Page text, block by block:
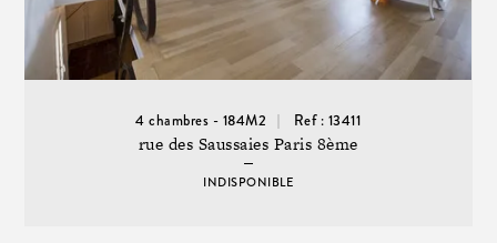
4 chambres - 184M2 Ref : 13411
rue des Saussaies Paris 8ème
INDISPONIBLE